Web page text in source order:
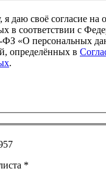
даю своё согласие на
в соответствии с
«О персональных
определённых в
.
*